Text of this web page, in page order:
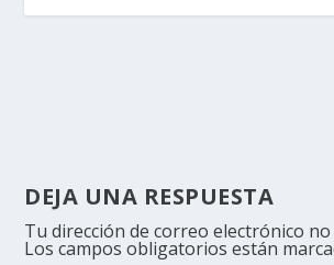
DEJA UNA RESPUESTA
Tu dirección de correo electrónico
Los campos obligatorios están